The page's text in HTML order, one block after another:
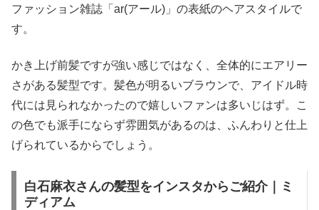
ファッション雑誌「ar(アール)」の表紙のヘアスタイルで
す。
かき上げ前髪ですが強い感じではなく、全体的にエアリー
さがある髪型です。髪色が明るいブラウンで、アイドル時
代には見られなかったので嬉しいファンは多いじはず。こ
の色でも派手にならず雰囲気があるのは、ふんわりと仕上
げられているからでしょう。
白石麻衣さんの髪型をインスタからご紹介｜ミ
ディアム